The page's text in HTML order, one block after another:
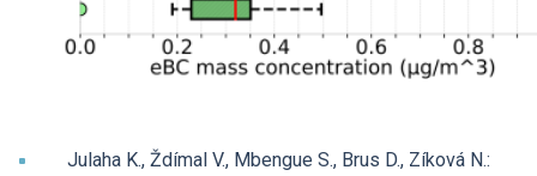
Julaha K., Ždímal V., Mbengue S., Brus D., Zíková N.: